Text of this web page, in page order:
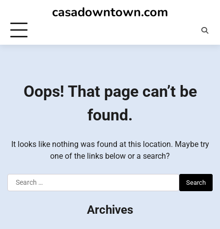
content
casadowntown.com
Oops! That page can’t be
found.
It looks like nothing was found at this location. Maybe try
one of the links below or a search?
Search
for:
Archives